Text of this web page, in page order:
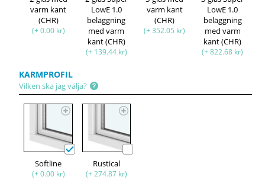
varm kant
(CHR)
(+ 0.00 kr)
LowE 1.0
beläggning
med varm
kant (CHR)
(+ 139.44 kr)
varm kant
(CHR)
(+ 352.05 kr)
LowE 1.0
beläggning
med varm
kant (CHR)
(+ 822.68 kr)
KARMPROFIL
Vilken ska jag välja?
Softline
(+ 0.00 kr)
Rustical
(+ 274.87 kr)